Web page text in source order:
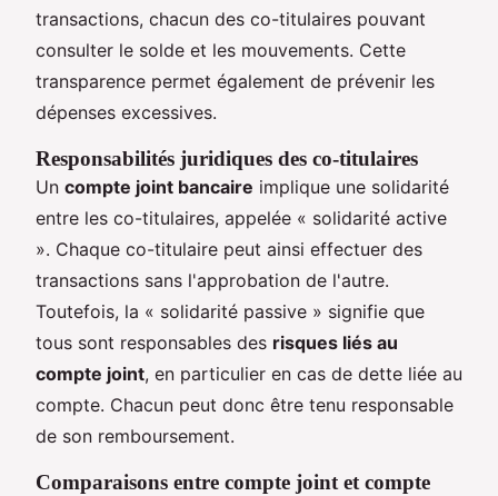
transactions, chacun des co-titulaires pouvant
consulter le solde et les mouvements. Cette
transparence permet également de prévenir les
dépenses excessives.
Responsabilités juridiques des co-titulaires
Un compte joint bancaire implique une solidarité
entre les co-titulaires, appelée « solidarité active
». Chaque co-titulaire peut ainsi effectuer des
transactions sans l'approbation de l'autre.
Toutefois, la « solidarité passive » signifie que
tous sont responsables des risques liés au
compte joint, en particulier en cas de dette liée au
compte. Chacun peut donc être tenu responsable
de son remboursement.
Comparaisons entre compte joint et compte